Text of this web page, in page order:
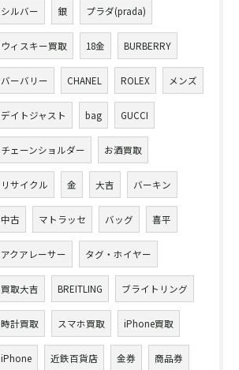
シルバー 銀 プラダ(prada)
ウィスキー買取 18金 BURBERRY
バーバリー CHANEL ROLEX メンズ
デイトジャスト bag GUCCI
チェーンショルダー お酒買取
リサイクル 金 大吉 バーキン
中古 マトラッセ バッグ 喜平
アクアレーサー タグ・ホイヤー
買取大吉 BREITLING ブライトリング
時計買取 スマホ買取 iPhone買取
iPhone 近鉄百貨店 金券 商品券